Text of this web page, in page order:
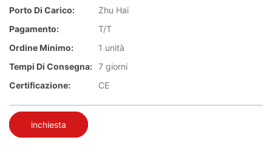
Porto Di Carico:
Zhu Hai
Pagamento:
T/T
Ordine Minimo:
1 unità
Tempi Di Consegna: 7 giorni
Certificazione:
CE
inchiesta